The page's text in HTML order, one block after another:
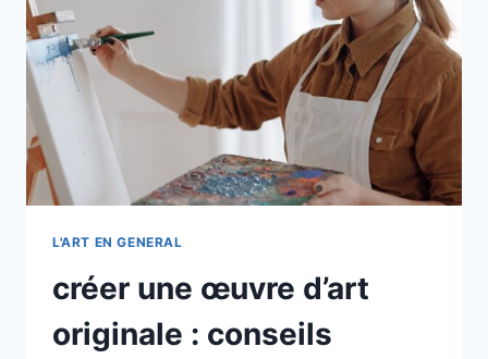
L'ART EN GENERAL
créer une œuvre d’art
originale : conseils